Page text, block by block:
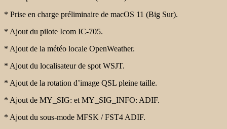
* Prise en charge préliminaire de macOS 11 (Big Sur).
* Ajout du pilote Icom IC-705.
* Ajout de la météo locale OpenWeather.
* Ajout du localisateur de spot WSJT.
* Ajout de la rotation d’image QSL pleine taille.
* Ajout de MY_SIG: et MY_SIG_INFO: ADIF.
* Ajout du sous-mode MFSK / FST4 ADIF.